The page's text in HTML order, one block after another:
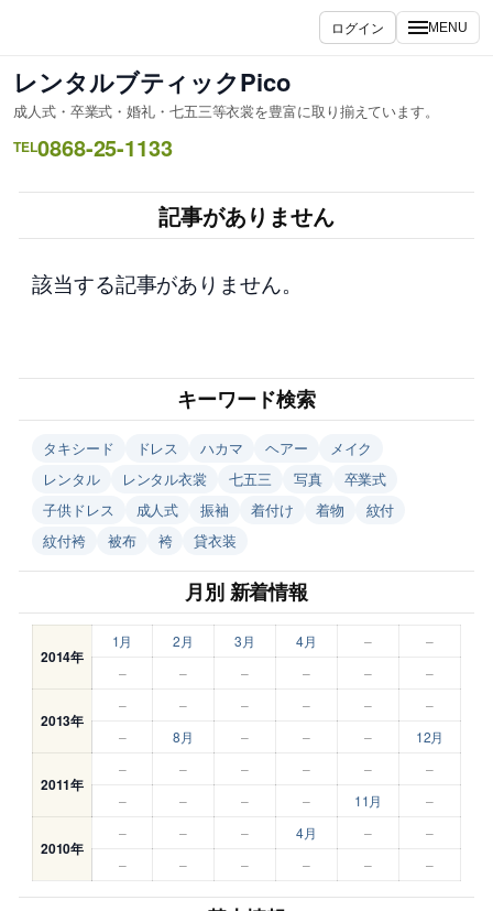
を
ス
キ
ッ
ログイン MENU
レンタルブティックPico
成人式・卒業式・婚礼・七五三等衣裳を豊富に取り揃えています。
TEL0868-25-1133
記事がありません
該当する記事がありません。
キーワード検索
タキシード ドレス ハカマ ヘアー
メイク
レンタル
レンタル衣裳 七五三 写真
卒業式
子供ドレス
成人式 振袖 着付け 着物
紋付
紋付袴
被布 袴 貸衣装
月別 新着情報
2014年
1月 2月 3月 4月 –
–
–
– – – – –
2013年
– – – – –
–
–
8月 – – – 12月
2011年
– – – – –
–
–
– – – 11月 –
2010年
– – – 4月 –
–
–
– – – – –